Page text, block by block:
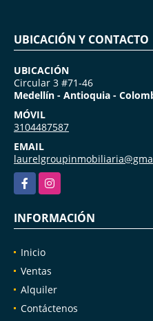
UBICACIÓN Y CONTACTO
UBICACIÓN
Circular 3 #71-46
Medellín - Antioquia -
MÓVIL
3104487587
EMAIL
FacebookInstagram
INFORMACIÓN
Inicio
Ventas
Alquiler
Contáctenos